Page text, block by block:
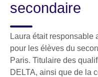
secondaire
Laura était responsable
pour les élèves du
Paris. Titulaire des
DELTA, ainsi que de la